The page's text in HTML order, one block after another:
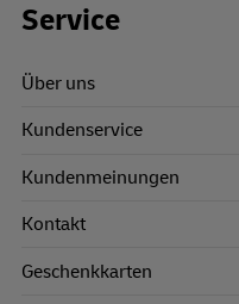
Footer Links
Service
Über uns
Kundenservice
Kundenmeinungen
Kontakt
Geschenkkarten